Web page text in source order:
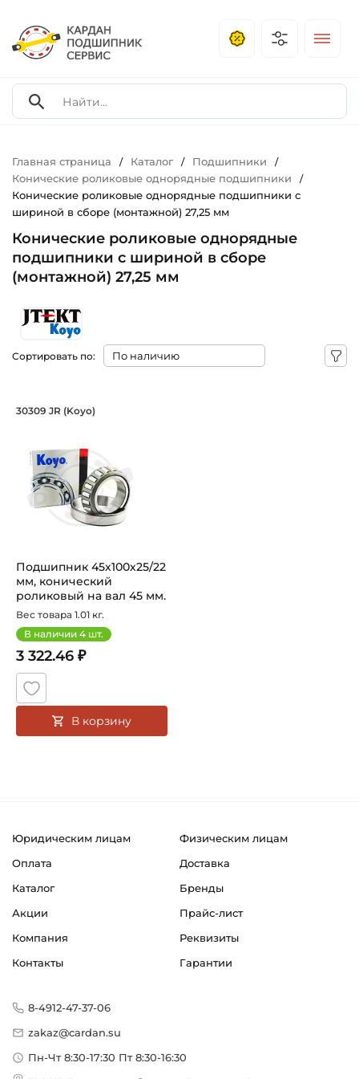
Главная страница / Каталог / Подшипники /
Конические роликовые однорядные подшипники /
Конические роликовые однорядные подшипники с
шириной в сборе (монтажной) 27,25 мм
Конические роликовые однорядные
подшипники с шириной в сборе
(монтажной) 27,25 мм
Сортировать по:
Подшипник 45х100х25/22 мм,
30309 JR (Koyo)
Подшипник 45х100х25/22
мм, конический
роликовый на вал 45 мм.
Артикул 3...
Вес товара 1.01 кг.
В наличии 4 шт.
3 322.46 ₽
В корзину
Юридическим лицам
Физическим лицам
Оплата
Доставка
Каталог
Бренды
Акции
Прайс-лист
Компания
Реквизиты
Контакты
Гарантии
8-4912-47-37-06
zakaz@cardan.su
Пн-Чт 8:30-17:30 Пт 8:30-16:30